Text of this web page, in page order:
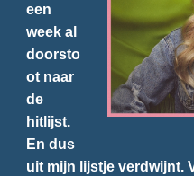
een
week al
doorsto
ot naar
de
hitlijst.
En dus
uit mijn lijstje verdwijnt.